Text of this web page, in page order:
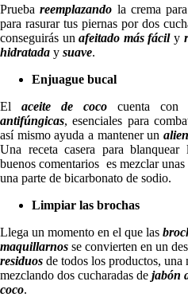
Pruebareemplazando la crema
para rasurar tus piernas por dos
conseguirás unafeitado más fácil y
hidratada y suave.
Enjuague bucal
El aceite de coco cuenta con
antifúngicas, esenciales para
así mismo ayuda a mantener un
Una receta casera para
buenos comentarios es mezclar
una parte de bicarbonato de sodio.
Limpiar las brochas
Llega un momento en el que las
maquillarnos se convierten en un
residuos de todos los productos,
mezclando dos cucharadas de jabón
coco.